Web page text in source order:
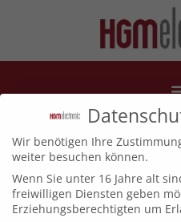
Logo-
Wir benötigen Ihre
weiter besuchen können.
Wenn Sie unter 16 Jahre alt
freiwilligen Diensten geben
Erziehungsberechtigten um